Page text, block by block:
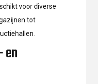
voor diverse
tot
en